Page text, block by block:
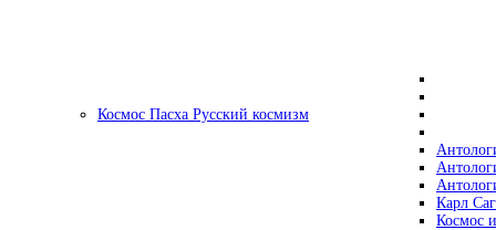
Космос Пасха Русский космизм
Карл
Космос